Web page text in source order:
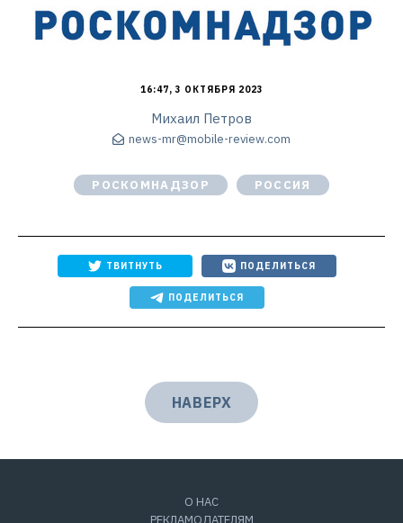
16:47, 3 ОКТЯБРЯ 2023
Михаил Петров
news-mr@mobile-review.com
РОСКОМНАДЗОР РОССИЯ
ТВИТНУТЬ ПОДЕЛИТЬСЯ
ПОДЕЛИТЬСЯ
НАВЕРХ
О НАС
РЕКЛАМОДАТЕЛЯМ